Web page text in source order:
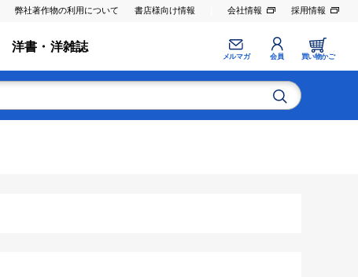
弊社著作物の利用について 書店様向け情報 会社情報 採用情報
洋書・洋雑誌
メルマガ 会員 買い物かご